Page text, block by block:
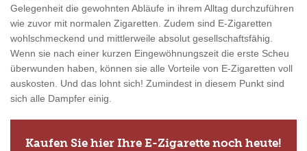
Gelegenheit die gewohnten Abläufe in ihrem Alltag durchzuführen
wie zuvor mit normalen Zigaretten. Zudem sind E-Zigaretten
wohlschmeckend und mittlerweile absolut gesellschaftsfähig.
Wenn sie nach einer kurzen Eingewöhnungszeit die erste Scheu
überwunden haben, können sie alle Vorteile von E-Zigaretten voll
auskosten. Und das lohnt sich! Zumindest in diesem Punkt sind
sich alle Dampfer einig.
Kaufen Sie hier Ihre E-Zigarette noch heute!